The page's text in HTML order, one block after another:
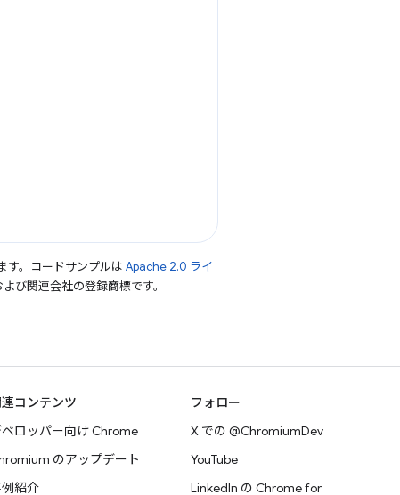
す。コードサンプルは Apache 2.0 ライ
び関連会社の登録商標です。
コンテンツ
ベロッパー向け Chrome
のアップデート
紹介
フォロー
X での @ChromiumDev
YouTube
LinkedIn の Chrome for